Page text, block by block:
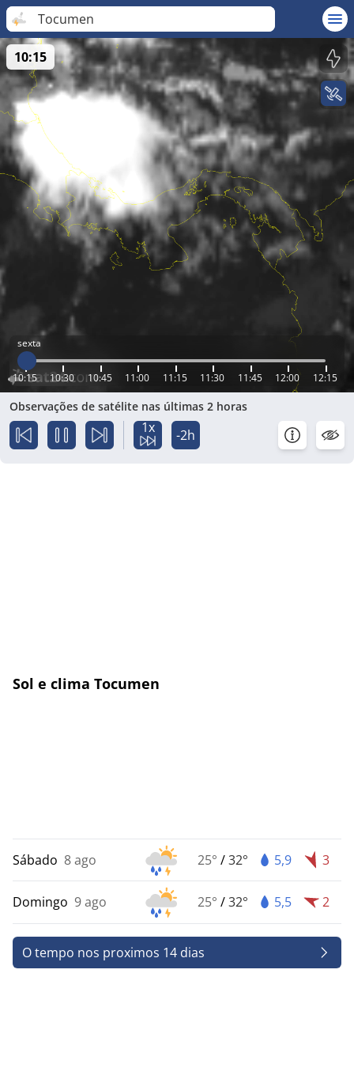
Tocumen
sexta
10:15 10:30 10:45 11:00 11:15 11:30 11:45 12:00 12:15
10:15
Observações de satélite nas últimas 2 horas
1x -2h
Sol e clima Tocumen
Sábado 8 ago 25° /32° 5,9 3
Domingo 9 ago 25° /32° 5,5 2
O tempo nos proximos 14 dias